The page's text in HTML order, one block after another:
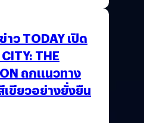
ว TODAY เปิด
THE
ถกแนวทาง
ขียวอย่างยั่งยืน